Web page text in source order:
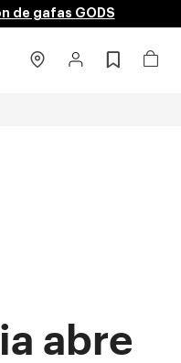
de gafas GODS
abre